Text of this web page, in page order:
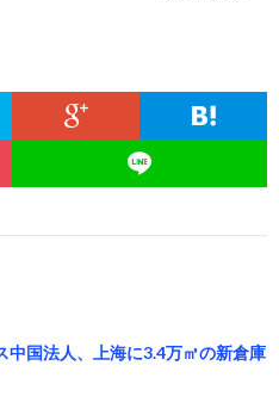
中国法人、上海に3.4万㎡の新倉庫